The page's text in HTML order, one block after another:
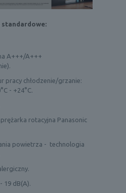
standardowe:
A+++/A+++
pracy chłodzenie/grzanie:
- +24°C.
rotacyjna Panasonic
powietrza - technologia
19 dB(A).